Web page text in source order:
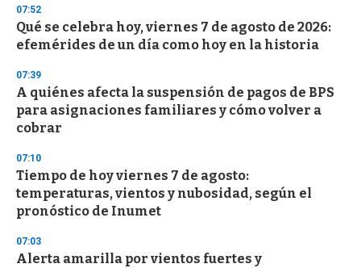
s
e
c
o
d
s
07:52
Qué se celebra hoy, viernes 7 de agosto de 2026:
efemérides de un día como hoy en la historia
07:39
A quiénes afecta la suspensión de pagos de BPS
para asignaciones familiares y cómo volver a
cobrar
07:10
Tiempo de hoy viernes 7 de agosto:
temperaturas, vientos y nubosidad, según el
pronóstico de Inumet
07:03
Alerta amarilla por vientos fuertes y